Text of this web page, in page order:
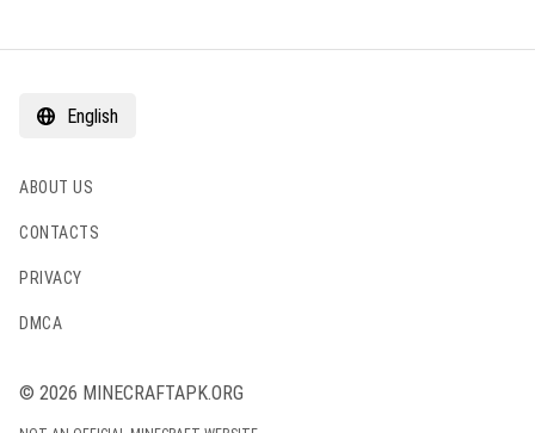
English
ABOUT US
CONTACTS
PRIVACY
DMCA
© 2026 MINECRAFTAPK.ORG